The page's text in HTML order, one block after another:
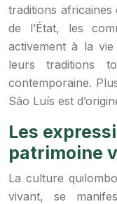
traditions africaines
de l’État, les
activement à la
leurs traditions
contemporaine.
São Luís est
Les
patrimoine
La culture
vivant, se